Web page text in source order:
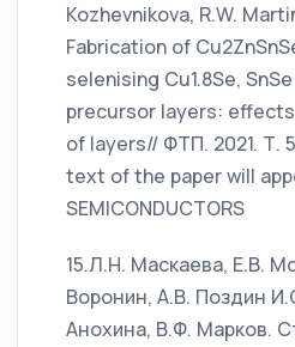
Kozhevnikova, R.W.
Fabrication of
selenising Cu1.8Se,
precursor layers:
of layers// ФТП. 2021. Т.
text of the paper will
SEMICONDUCTORS
15.Л.Н. Маскаева, Е.В.
Воронин, А.В. Поздин
Анохина, В.Ф. Марков.